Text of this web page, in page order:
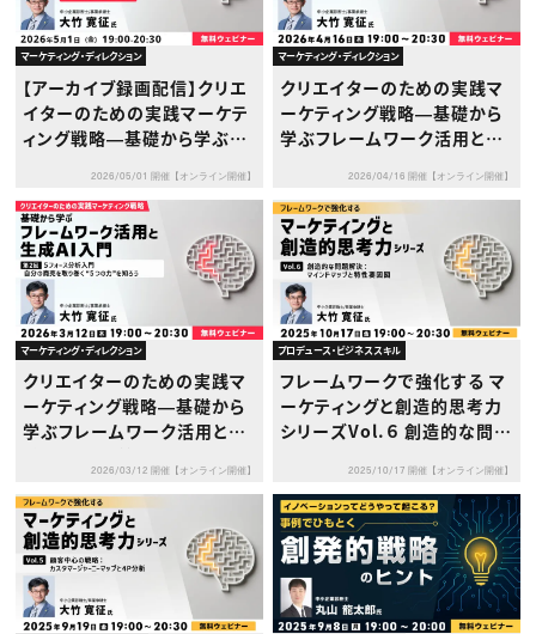
マーケティング・ディレクション
【アーカイブ録画配信】クリエ
イターのための実践マーケテ
ィング戦略―基礎から学ぶフ
門― 第2回：5フォース分析入
門 自分の商売を取り巻く “5
つの力” を知ろう
2026/05/01 開催【オンライン開催】
マーケティング・ディレクション
クリエイターのための実践マ
ーケティング戦略―基礎から
学ぶフレームワーク活用と生
の3つを比べてみよう
2026/04/16 開催【オンライン開催】
マーケティング・ディレクション
クリエイターのための実践マ
ーケティング戦略―基礎から
学ぶフレームワーク活用と生
分析入門 自分の商売を取り
巻く “5つの力” を知ろう
2026/03/12 開催【オンライン開催】
プロデュース・ビジネススキル
フレームワークで強化する マ
ーケティングと創造的思考力
シリーズVol.６ 創造的な問題
2025/10/17 開催【オンライン開催】